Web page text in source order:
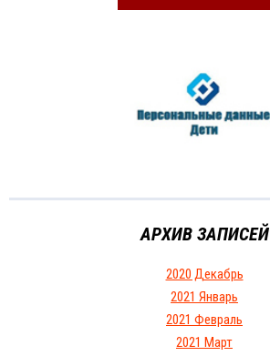
АРХИВ ЗАПИСЕЙ
2020 Декабрь
2021 Январь
2021 Февраль
2021 Март